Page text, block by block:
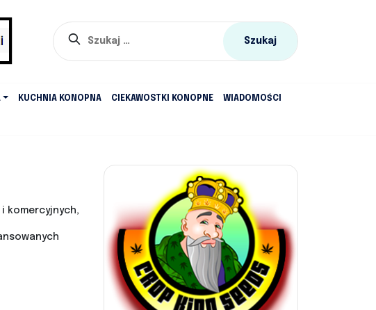
KUCHNIA KONOPNA CIEKAWOSTKI KONOPNE WIADOMOŚCI
komercyjnych,